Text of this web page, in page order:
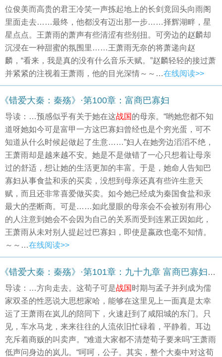
位俊美而高贵的君王冷笑一声拣起地上的长剑竟回头向雨阁
里面走去……最终，他都没有迈出那一步……择辉湖畔，星
星点点。王萧雨的萧声有些清涩有些别扭。可旁边的赵麟却
沉浸在一种甜蜜的氛围里……王萧雨无奈的将萧递向赵
麟，“看来，我是真的没有什么音乐天赋。”赵麟轻轻的接过萧
并紧紧的注视着王萧雨，他的目光深情～～…在线阅读>>
《错爱大秦：秦殇》·第100章：富商巴寡妇
导读：…预感似乎有关于她在这战国的母亲。“哟她您都不知
道呀她如今可是富甲一方这巴寡妇曾经也是个穷光蛋，可不
知道从什么时候起做起了生意……”妇人在她旁边滔滔不绝，
王萧雨却是越来越不安。她是不是做错了一心只想着让母亲
过的舒适，想让她的生活更加的丰富。于是，她命人告知巴
寡妇从事食盐和汞的买卖，没想到母亲还真有些许生意天
赋，而且还非常喜爱做买卖。如今她已经成为秦国食盐和汞
最大的垄断商。可是……如此显眼的母亲会不会被别有用心
的人注意到她会不会因为自己的关系而受到连累正因如此，
王萧雨从未对别人提起过巴寡妇，即使是嬴政也毫不知情。
～～…在线阅读>>
《错爱大秦：秦殇》·第101章：九十九章 富商巴寡妇（2）
导读：…方向走去。这荀子可是战国时期与孟子并列成为儒
家双圣的性恶说大思想家哈，能够在这里见上一面真是太幸
运了王萧雨在岚儿的陪同下，火速赶到了咸阳城的东门。只
见，车水马龙，来来往往的人流依旧忙碌着，平静着。耳边
充斥着商贩的叫卖声。“难道大家都不清楚荀子要来吗”王萧雨
低声问身边的岚儿。“呵呵，公子。其实，整个大秦中对这荀